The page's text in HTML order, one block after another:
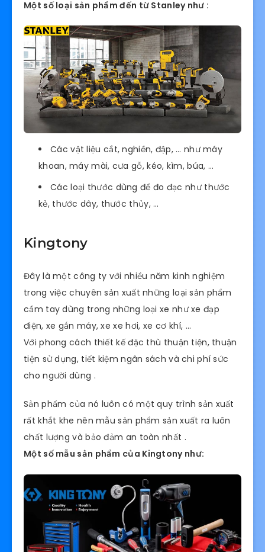
Một số loại sản phẩm đến từ Stanley như :
Các vật liệu cắt, nghiền, đập, … như máy
khoan, máy mài, cưa gỗ, kéo, kìm, búa, …
Các loại thước dùng để đo đạc như thước
kẻ, thước dây, thước thủy, …
Kingtony
Đây là một công ty với nhiều năm kinh nghiệm
trong việc chuyên sản xuất những loại sản phẩm
cầm tay dùng trong những loại xe như xe đạp
điện, xe gắn máy, xe xe hơi, xe cơ khí, …
Với phong cách thiết kế đặc thù thuận tiện, thuận
tiện sử dụng, tiết kiệm ngân sách và chi phí sức
cho người dùng .
Sản phẩm của nó luôn có một quy trình sản xuất
rất khắt khe nên mẫu sản phẩm sản xuất ra luôn
chất lượng và bảo đảm an toàn nhất .
Một số mẫu sản phẩm của Kingtony như: